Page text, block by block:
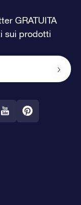
GRATUITA
sui prodotti